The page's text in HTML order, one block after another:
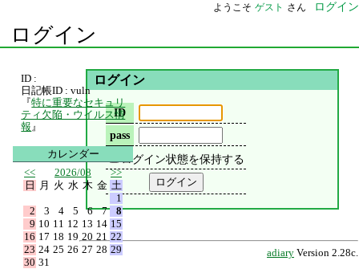
ようこそ ゲスト さん ログイン
ログイン
ログイン
ID
pass
ログイン状態を保持する
adiary Version 2.28c.
ID :
日記帳ID : vuln
『特に重要なセキュリ
ティ欠陥・ウイルス情
報 』
カレンダー
<<
2026/08
>>
日
月 火 水 木 金 土
1
2
3 4 5 6 7
8
9 10 11 12 13 14 15
16 17 18 19 20 21 22
23 24 25 26 27 28 29
30 31